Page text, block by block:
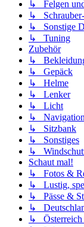
↳ Felgen
↳
↳ Sonstige
↳ Tuning
Zubehör
↳
↳ Gepäck
↳ Helme
↳ Lenker
↳ Licht
↳ Navigation
↳ Sitzbank
↳ Sonstiges
↳
Schaut mal!
↳ Fotos &
↳ Lustig,
↳ Pässe &
↳
↳ Österreich